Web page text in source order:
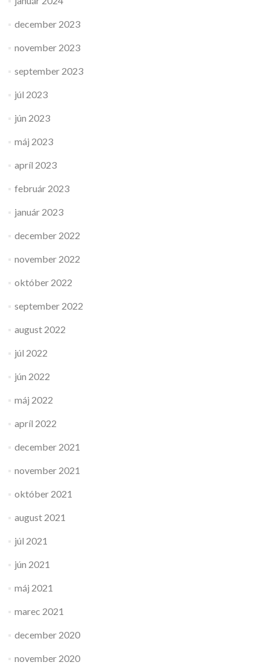
december 2023
november 2023
september 2023
júl 2023
jún 2023
máj 2023
apríl 2023
február 2023
január 2023
december 2022
november 2022
október 2022
september 2022
august 2022
júl 2022
jún 2022
máj 2022
apríl 2022
december 2021
november 2021
október 2021
august 2021
júl 2021
jún 2021
máj 2021
marec 2021
december 2020
november 2020